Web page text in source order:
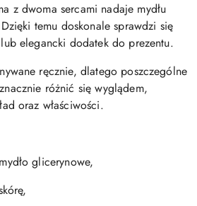
z dwoma sercami nadaje mydłu
temu doskonale sprawdzi się
elegancki dodatek do prezentu.
ręcznie, dlatego poszczególne
różnić się wyglądem,
oraz właściwości.
glicerynowe,